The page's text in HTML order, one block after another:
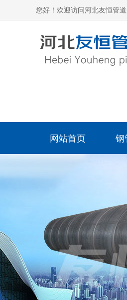
您好！欢迎访问河北友恒管
网站首页 钢